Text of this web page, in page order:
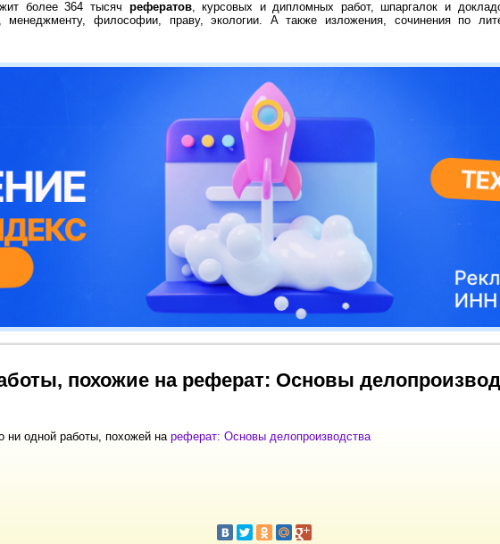
более 364 тысяч рефератов, курсовых и дипломных работ, шпаргалок и
менеджменту, философии, праву, экологии. А также изложения, сочинения по
похожие на реферат: Основы
ни одной работы, похожей на реферат: Основы делопроизводства